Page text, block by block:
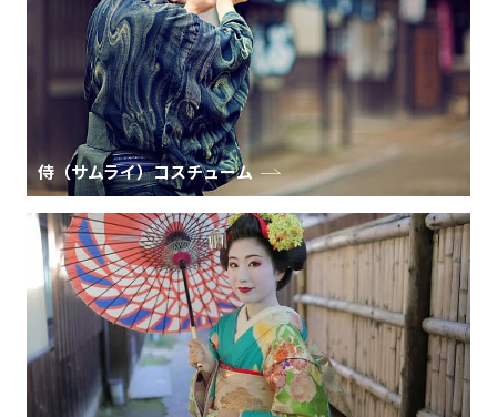
侍（サムライ）コスチューム